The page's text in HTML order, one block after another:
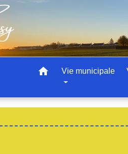
home Vie municipale